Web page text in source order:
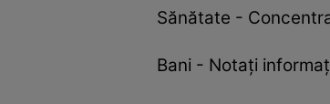
Sănătate -
Bani - Notați